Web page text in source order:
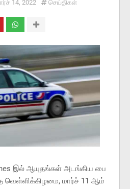
14, 2022 செய்திகள்
இல் ஆயுதங்கள் அடங்கிய பை
வெள்ளிக்கிழமை, மார்ச் 11 ஆம்